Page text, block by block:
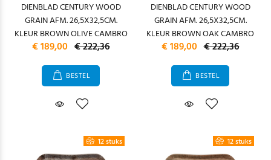
DIENBLAD CENTURY WOOD
GRAIN AFM. 26,5X32,5CM.
KLEUR BROWN OLIVE CAMBRO
€ 189,00 € 222,36
BESTEL
DIENBLAD CENTURY WOOD
GRAIN AFM. 26,5X32,5CM.
KLEUR BROWN OAK CAMBRO
€ 189,00 € 222,36
BESTEL
12 stuks 12 stuks